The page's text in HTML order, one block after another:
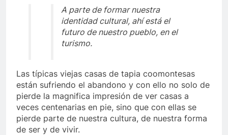
A parte de formar nuestra
identidad cultural, ahí está el
futuro de nuestro pueblo, en el
turismo.
Las típicas viejas casas de tapia coomontesas
están sufriendo el abandono y con ello no solo de
pierde la magnifica impresión de ver casas a
veces centenarias en pie, sino que con ellas se
pierde parte de nuestra cultura, de nuestra forma
de ser y de vivir.